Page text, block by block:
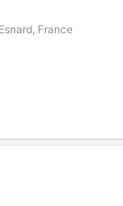
France